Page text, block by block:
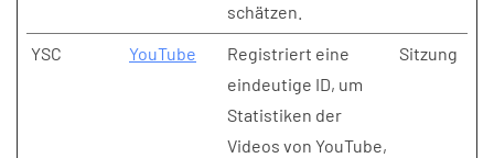
schätzen.
YSC YouTube
Registriert eine
eindeutige ID, um
Statistiken der
Videos von YouTube,
Sitzung